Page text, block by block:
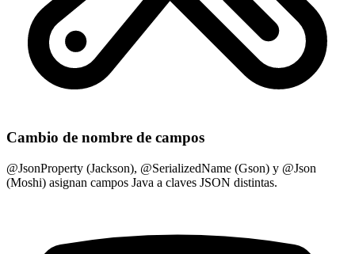
Cambio de nombre de campos
@JsonProperty (Jackson), @SerializedName (Gson) y @Json
(Moshi) asignan campos Java a claves JSON distintas.